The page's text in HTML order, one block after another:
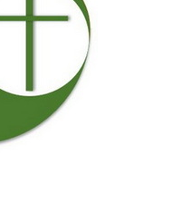
CONTACT |